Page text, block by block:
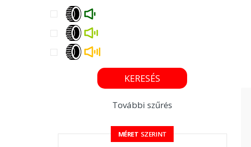
KERESÉS
További szűrés
MÉRET SZERINT